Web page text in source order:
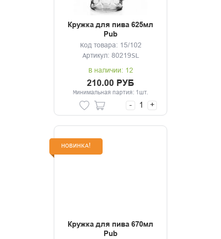
Кружка для пива 625мл
Pub
Код товара: 15/102
Артикул: 80219SL
В наличии: 12
210.00 РУБ
Минимальная партия: 1шт.
- +
НОВИНКА!
Кружка для пива 670мл
Pub